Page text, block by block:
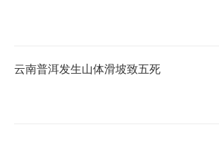
云南普洱发生山体滑坡致五死